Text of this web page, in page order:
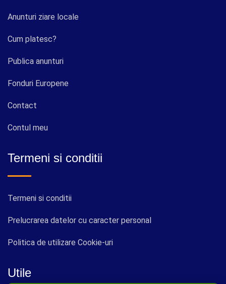
Anunturi ziare locale
Cum platesc?
Publica anunturi
Fonduri Europene
Contact
Contul meu
Termeni si conditii
Termeni si conditii
Prelucrarea datelor cu caracter personal
Politica de utilizare Cookie-uri
Utile